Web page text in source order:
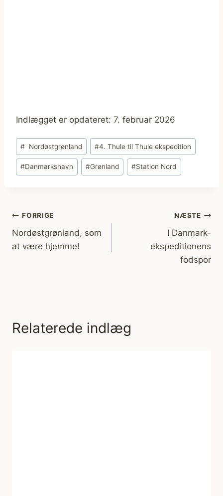
Indlægget er opdateret: 7. februar 2026
Indlæg-
tags:
# Nordøstgrønland #4. Thule til Thule ekspedition
#Danmarkshavn #Grønland #Station Nord
Indlægsnavigation
FORRIGE
Nordøstgrønland, som
at være hjemme!
NÆSTE
I Danmark-
ekspeditionens
fodspor
Relaterede indlæg